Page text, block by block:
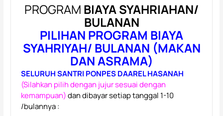
PROGRAM BIAYA SYAHRIAHAN/
BULANAN
PILIHAN PROGRAM BIAYA
SYAHRIYAH/ BULANAN (MAKAN
DAN ASRAMA)
SELURUH SANTRI PONPES DAAREL HASANAH
(Silahkan pilih dengan jujur sesuai dengan
kemampuan)dan dibayar setiap tanggal 1-10
/bulannya :